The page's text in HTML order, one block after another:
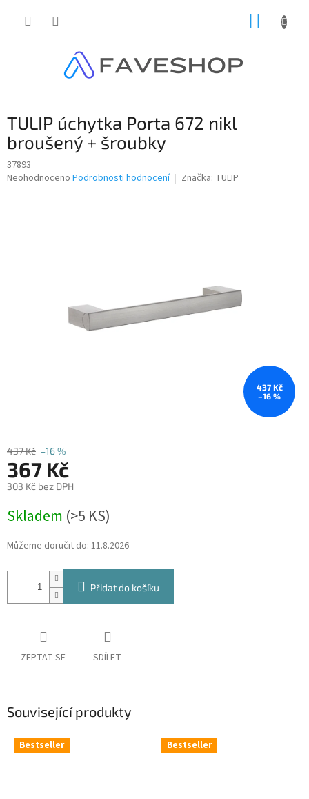
TULIP úchytka Porta 672 nikl
broušený + šroubky
37893
Průměrné
Neohodnoceno Podrobnosti hodnocení Značka: TULIP
437 Kč
–16 %
437 Kč –16 %
367 Kč
303 Kč bez DPH
cena:
Skladem (>5 KS)
Můžeme doručit do: 11.8.2026
Přidat do košíku
ZEPTAT SE SDÍLET
Související produkty
Bestseller Bestseller